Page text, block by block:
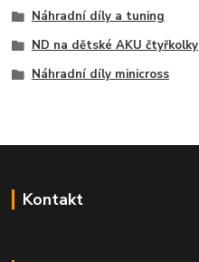
Náhradní díly a tuning
ND na dětské AKU čtyřkolky
Náhradní díly minicross
Kontakt